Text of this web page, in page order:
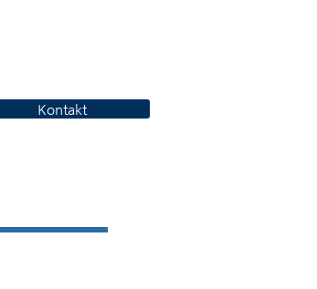
Kontakt